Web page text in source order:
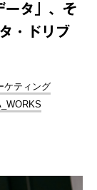
ータ」、そ
・ドリブ
ケティング